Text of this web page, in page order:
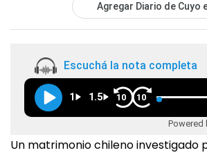
Agregar Diario de Cuyo
Escuchá la nota completa
1 1.5 10 10
Powered
Un matrimonio chileno investigado